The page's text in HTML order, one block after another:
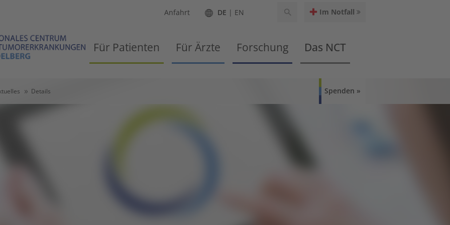
Anfahrt DE EN Im Notfall
Für Patienten Für Ärzte Forschung Das NCT
Spenden
Details